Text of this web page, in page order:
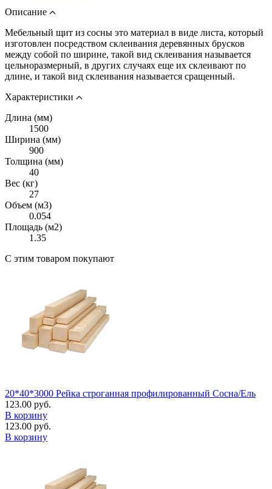
Описание
Мебельный щит из сосны это материал в виде листа, который
изготовлен посредством склеивания деревянных брусков
между собой по ширине, такой вид склеивания называется
цельноразмерный, в других случаях еще их склеивают по
длине, и такой вид склеивания называется сращенный.
Характеристики
Длина (мм)
1500
Ширина (мм)
900
Толщина (мм)
40
Вес (кг)
27
Объем (м3)
0.054
Площадь (м2)
1.35
С этим товаром покупают
20*40*3000 Рейка строганная профилированный Сосна/Ель
123.00 руб.
В корзину
123.00 руб.
В корзину